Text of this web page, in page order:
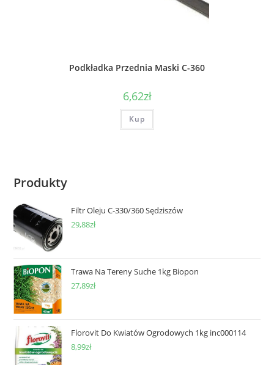
Podkładka Przednia Maski C-360
6,62zł
Kup
Produkty
Filtr Oleju C-330/360 Sędziszów
29,88zł
Trawa Na Tereny Suche 1kg Biopon
27,89zł
Florovit Do Kwiatów Ogrodowych 1kg inc000114
8,99zł